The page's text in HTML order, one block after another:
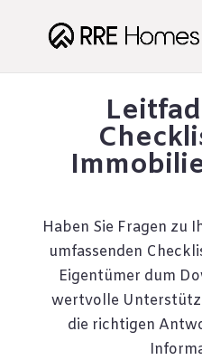
Haben Sie Fragen zu
umfassenden
Eigentümer dum
wertvolle
die richtigen